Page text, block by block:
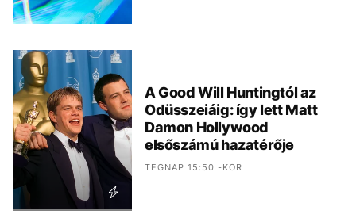
A Good Will Huntingtól az
Odüsszeiáig: így lett Matt
Damon Hollywood
elsőszámú hazatérője
TEGNAP 15:50 -KOR